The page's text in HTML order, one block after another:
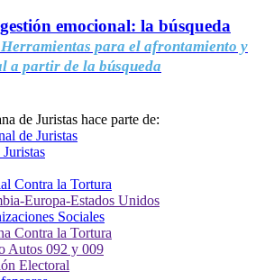
emocional: la búsqueda
Herramientas para el afrontamiento y
a partir de la búsqueda
de Juristas hace parte de: